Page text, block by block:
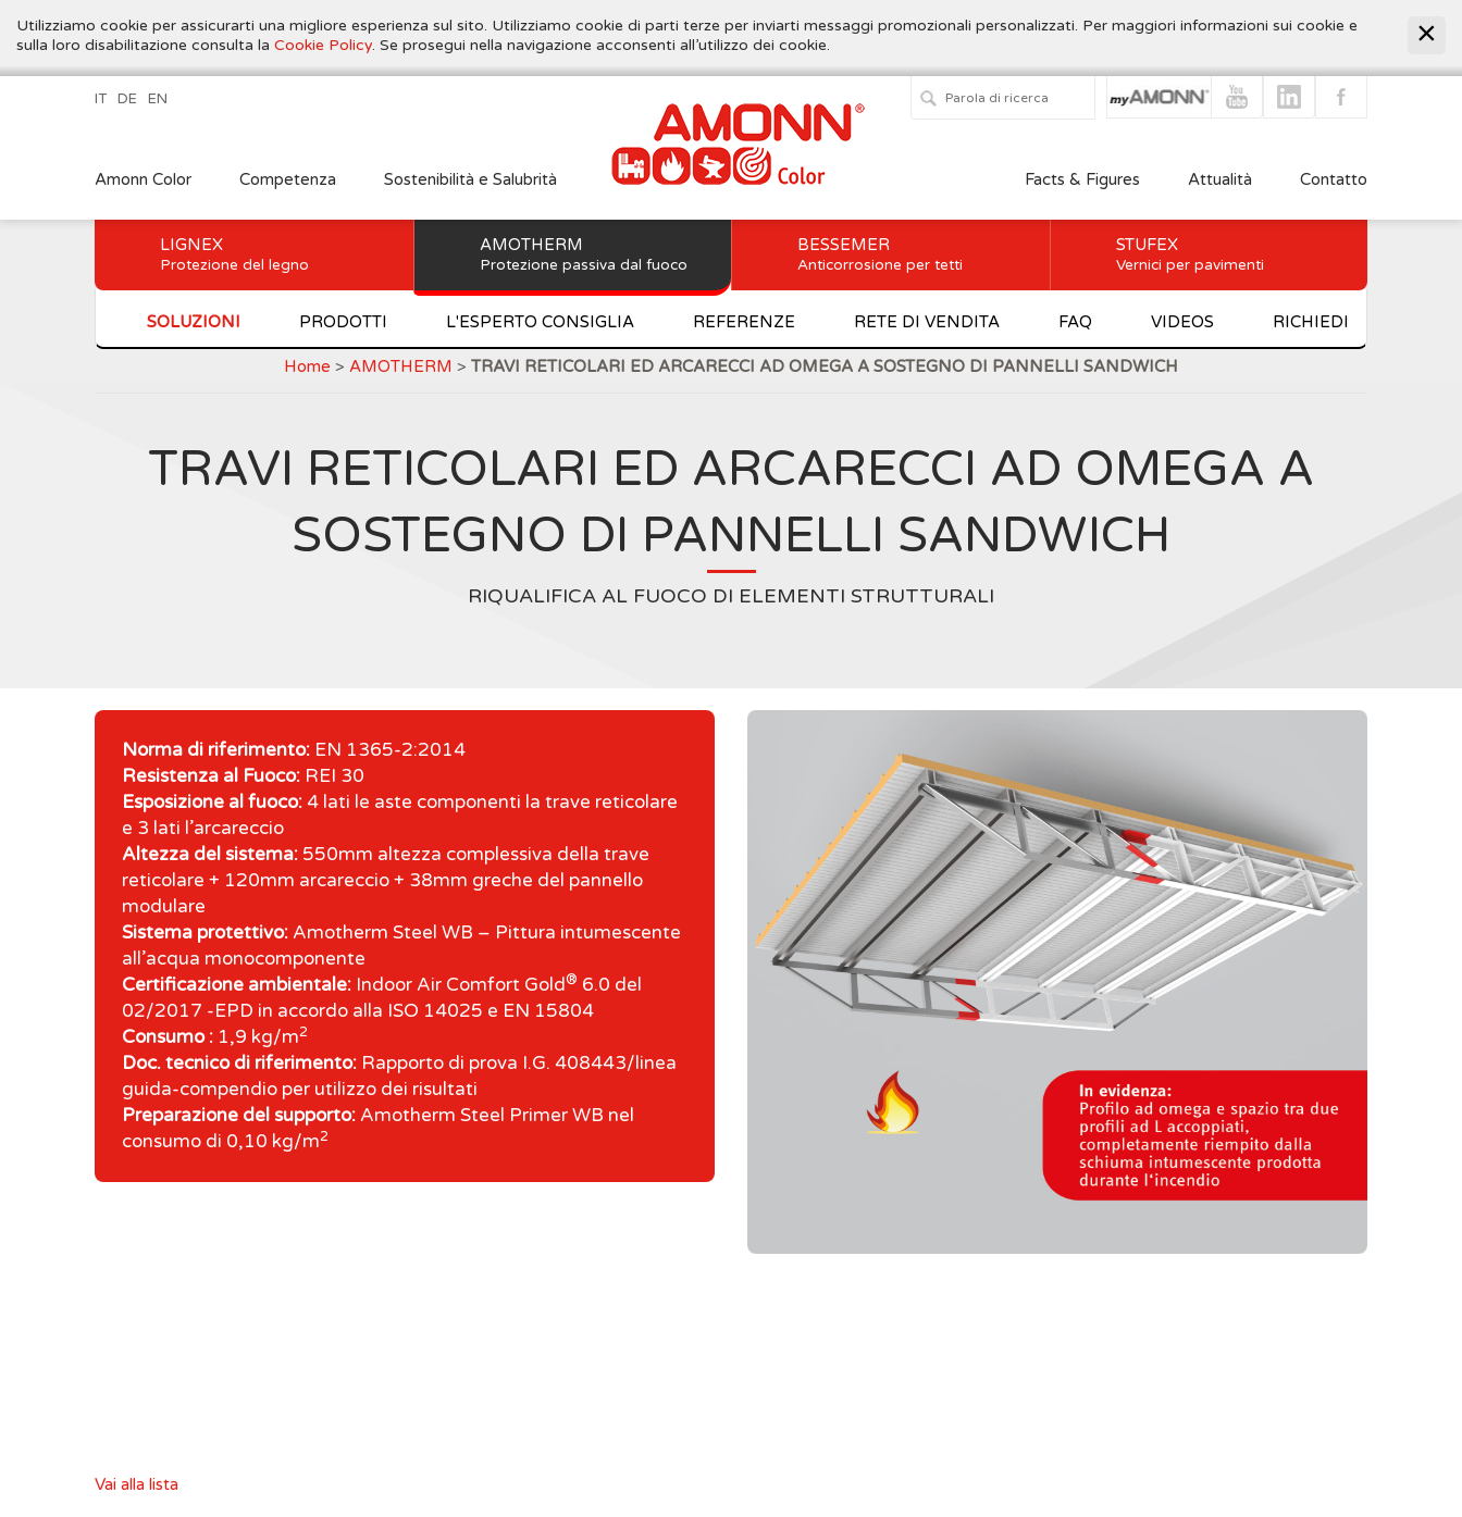
Utilizziamo cookie per assicurarti una migliore esperienza sul sito. Utilizziamo cookie di parti terze per inviarti messaggi promozionali personalizzati. Per maggiori informazioni sui cookie e
sulla loro disabilitazione consulta la Cookie Policy. Se prosegui nella navigazione acconsenti all’utilizzo dei cookie.
Amonn Color Competenza Sostenibilità e Salubrità Facts & Figures Attualità Contatto
IT DE EN
LIGNEX
Protezione del legno
AMOTHERM
Protezione passiva dal fuoco
SOLUZIONI PRODOTTI L'ESPERTO CONSIGLIA REFERENZE RETE DI VENDITA FAQ VIDEOS RICHIEDI
BESSEMER
Anticorrosione per tetti
STUFEX
Vernici per pavimenti
Home > AMOTHERM > TRAVI RETICOLARI ED ARCARECCI AD OMEGA A SOSTEGNO DI PANNELLI SANDWICH
TRAVI RETICOLARI ED ARCARECCI AD OMEGA A
SOSTEGNO DI PANNELLI SANDWICH
RIQUALIFICA AL FUOCO DI ELEMENTI STRUTTURALI
Norma di riferimento: EN 1365-2:2014
Resistenza al Fuoco: REI 30
Esposizione al fuoco:4 lati le aste componenti la trave reticolare
e 3 lati l’arcareccio
Altezza del sistema: 550mm altezza complessiva della trave
reticolare + 120mm arcareccio + 38mm greche del pannello
modulare
Sistema protettivo: Amotherm Steel WB – Pittura intumescente
all’acqua monocomponente
Certificazione ambientale: Indoor Air Comfort Gold® 6.0 del
02/2017 -EPD in accordo alla ISO 14025 e EN 15804
Consumo : 1,9 kg/m2
Doc. tecnico di riferimento: Rapporto di prova I.G. 408443/linea
guida-compendio per utilizzo dei risultati
Preparazione del supporto: Amotherm Steel Primer WB nel
consumo di 0,10 kg/m2
Vai alla lista